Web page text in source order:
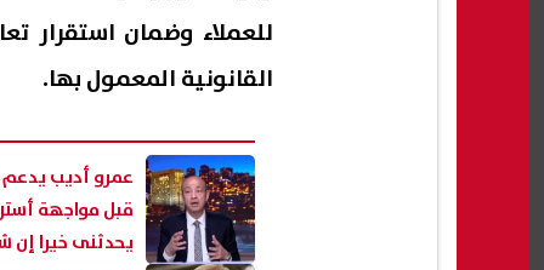
للعملاء وضمان استقرار
القانونية المعمول بها.
عمرو أديب يدعم
قبل مواجهة
يحدثنى خيرا إن
نقيب المأذونين يحسم الجدل حول
إذا جهز الزوج منزل الزوجية بالكامل
07 أغسطس, 2026 12:56 م